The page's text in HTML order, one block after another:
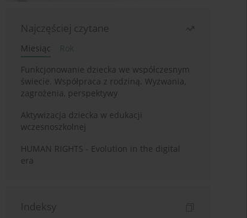
Najczęściej czytane
Miesiąc
Rok
Funkcjonowanie dziecka we współczesnym
świecie. Współpraca z rodziną. Wyzwania,
zagrożenia, perspektywy
Aktywizacja dziecka w edukacji
wczesnoszkolnej
HUMAN RIGHTS - Evolution in the digital
era
Indeksy